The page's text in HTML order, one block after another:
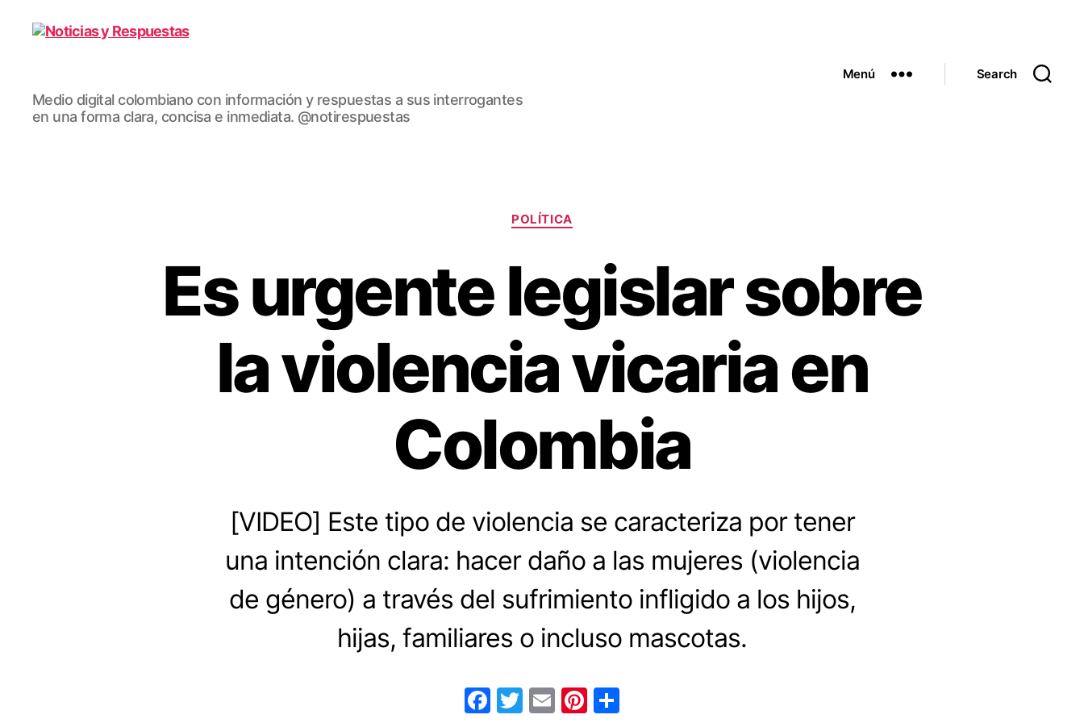
Noticias
y
Respuestas
Medio digital colombiano con información y respuestas a sus interrogantes
en una forma clara, concisa e inmediata. @notirespuestas
Menú Search
Categorías
POLÍTICA
Es urgente legislar sobre
la violencia vicaria en
Colombia
[VIDEO] Este tipo de violencia se caracteriza por tener
una intención clara: hacer daño a las mujeres (violencia
de género) a través del sufrimiento infligido a los hijos,
hijas, familiares o incluso mascotas.
F T E Pi